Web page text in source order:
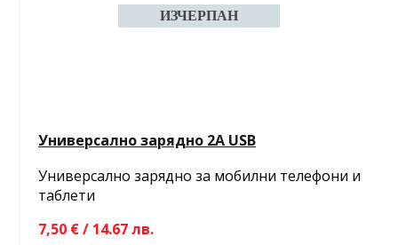
Универсално зарядно 2A USB
Универсално зарядно за мобилни телефони и
таблети
7,50 € / 14.67 лв.